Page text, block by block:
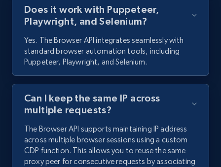
Does it work with Puppeteer,
Playwright, and Selenium?
Yes. The Browser API integrates seamlessly with
standard browser automation tools, including
Puppeteer, Playwright, and Selenium.
Can I keep the same IP across
multiple requests?
The Browser API supports maintaining IP address
across multiple browser sessions using a custom
CDP function. This allows you to reuse the same
proxy peer for consecutive requests by associating